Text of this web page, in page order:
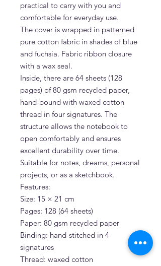
practical to carry with you and
comfortable for everyday use.
The cover is wrapped in patterned
pure cotton fabric in shades of blue
and fuchsia. Fabric ribbon closure
with a wax seal.
Inside, there are 64 sheets (128
pages) of 80 gsm recycled paper,
hand-bound with waxed cotton
thread in four signatures. The
structure allows the notebook to
open comfortably and ensures
excellent durability over time.
Suitable for notes, dreams, personal
projects, or as a sketchbook.
Features:
Size: 15 × 21 cm
Pages: 128 (64 sheets)
Paper: 80 gsm recycled paper
Binding: hand-stitched in 4
signatures
Thread: waxed cotton